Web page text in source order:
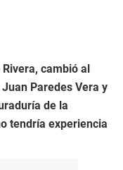
cambió al
Paredes Vera y
de la
tendría experiencia